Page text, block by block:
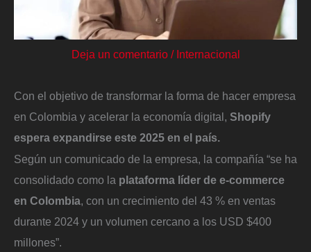
Deja un comentario / Internacional
Con el objetivo de transformar la forma de hacer empresa
en Colombia y acelerar la economía digital, Shopify
espera expandirse este 2025 en el país.
Según un comunicado de la empresa, la compañía “se ha
consolidado como la plataforma líder de e-commerce
en Colombia, con un crecimiento del 43 % en ventas
durante 2024 y un volumen cercano a los USD $400
millones”.